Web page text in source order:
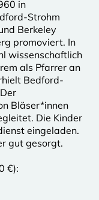
in
Strohm
Berkeley
promoviert. In
wissenschaftlich
als Pfarrer an
Bedford-
Bläser*innen
Die Kinder
eingeladen.
gut gesorgt.
€):